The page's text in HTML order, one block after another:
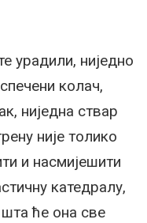
урадили, ниједно
колач,
ниједна ствар
није толико
и насмијешити
катедралу,
ће она све